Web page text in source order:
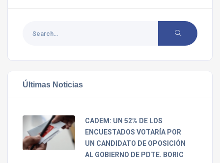
Últimas Noticias
CADEM: UN 52% DE LOS
ENCUESTADOS VOTARÍA POR
UN CANDIDATO DE OPOSICIÓN
AL GOBIERNO DE PDTE. BORIC